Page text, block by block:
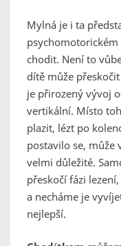
Mylná je i ta
chodit. Není to
dítě může
je přirozený vývoj
vertikální. Místo
plazit, lézt po
postavilo se, může
velmi důležité.
přeskočí fázi
a necháme je
nejlepší.